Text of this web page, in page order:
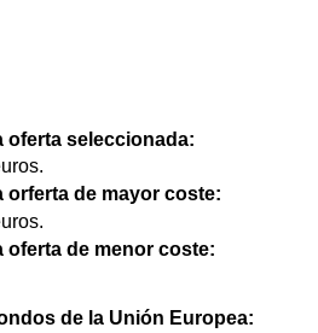
oferta seleccionada:
orferta de mayor coste:
oferta de menor coste:
de la Unión Europea: